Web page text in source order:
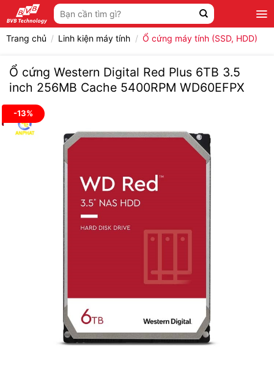
qua
nội
Tìm
kiếm:
Trang chủ / Linh kiện máy tính / Ổ cứng máy tính (SSD, HDD)
Ổ cứng Western Digital Red Plus 6TB 3.5
inch 256MB Cache 5400RPM WD60EFPX
-13%